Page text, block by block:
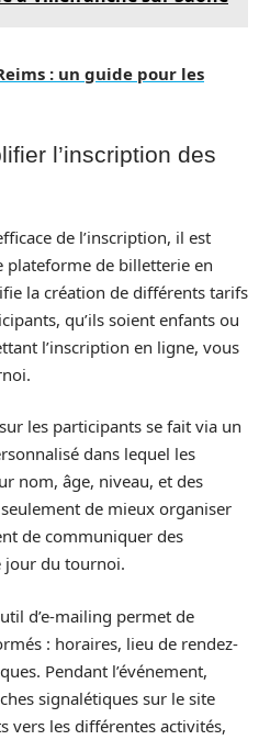
: un guide pour les
l’inscription des
de l’inscription, il est
plateforme de billetterie en
la création de différents tarifs
qu’ils soient enfants ou
l’inscription en ligne, vous
les participants se fait via un
dans lequel les
nom, âge, niveau, et des
de mieux organiser
de communiquer des
jour du tournoi.
d’e-mailing permet de
: horaires, lieu de rendez-
Pendant l’événement,
signalétiques sur le site
vers les différentes activités,